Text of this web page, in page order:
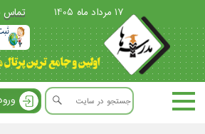
17 مرداد ماه 1405 تماس